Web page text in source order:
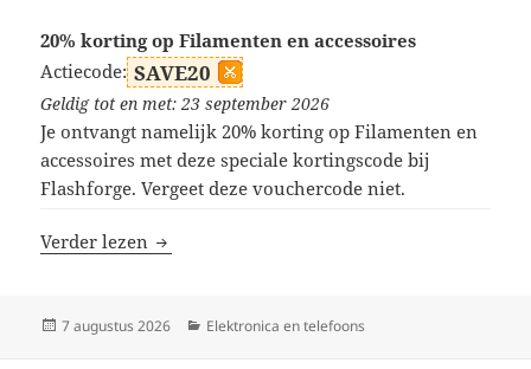
20% korting op Filamenten en accessoires
Actiecode: SAVE20
Geldig tot en met: 23 september 2026
Je ontvangt namelijk 20% korting op Filamenten en
accessoires met deze speciale kortingscode bij
Flashforge. Vergeet deze vouchercode niet.
Verder lezen Flashforge kortingscodes
Geplaatst
7 augustus 2026 Categorieën
Elektronica en telefoons